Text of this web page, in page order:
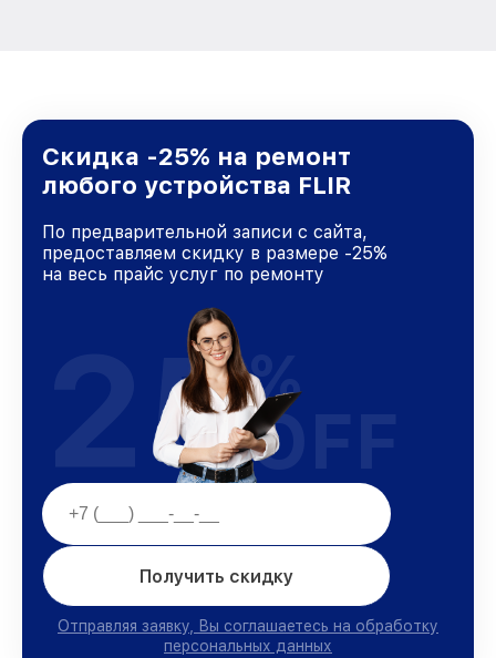
Скидка -25% на ремонт
любого устройства FLIR
По предварительной записи с сайта,
предоставляем скидку в размере -25%
на весь прайс услуг по ремонту
Получить скидку
Отправляя заявку, Вы соглашаетесь на обработку
персональных данных
25%
OFF